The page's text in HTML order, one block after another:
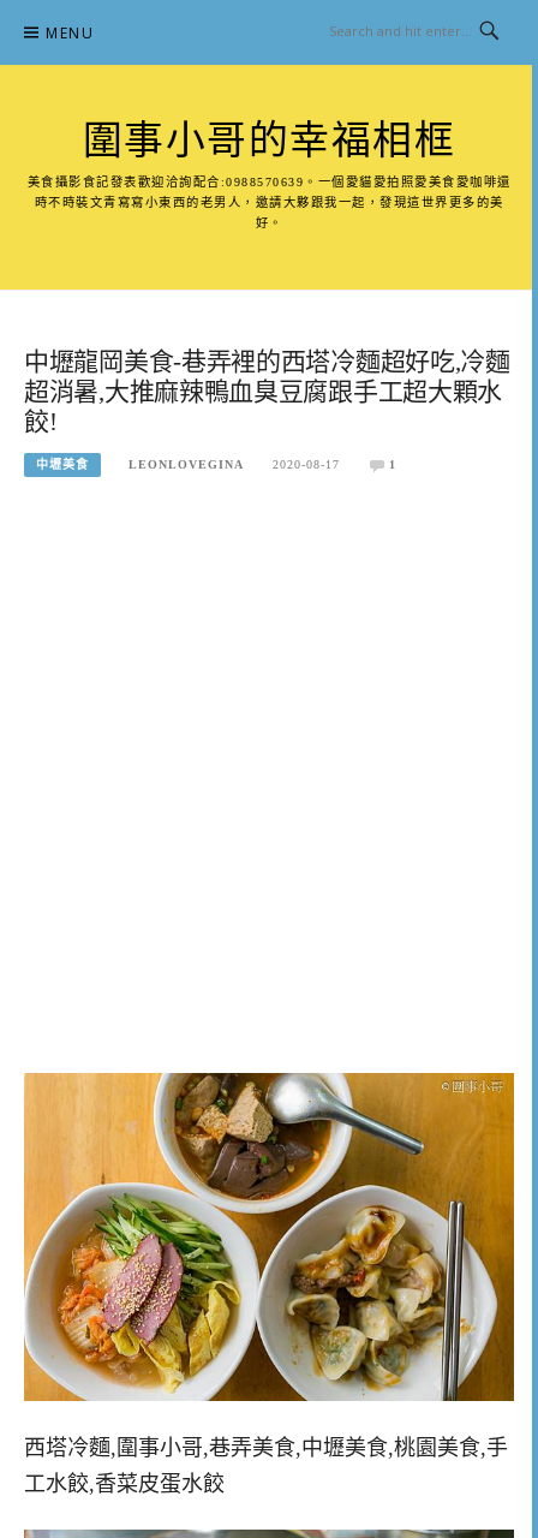
content
MENU
圍事小哥的幸福相框
美食攝影食記發表歡迎洽詢配合:0988570639。一個愛貓愛拍照愛美食愛咖啡還
時不時裝文青寫寫小東西的老男人，邀請大夥跟我一起，發現這世界更多的美
好。
中壢龍岡美食-巷弄裡的西塔冷麵超好吃,冷麵
超消暑,大推麻辣鴨血臭豆腐跟手工超大顆水
餃!
中壢美食 LEONLOVEGINA 2020-08-17 1
西塔冷麵,圍事小哥,巷弄美食,中壢美食,桃園美食,手
工水餃,香菜皮蛋水餃